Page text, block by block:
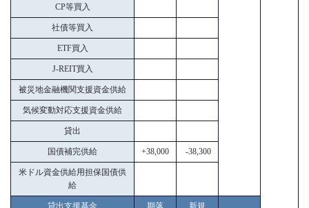
CP等買入
社債等買入
ETF買入
J-REIT買入
被災地金融機関支援資金供給
気候変動対応支援資金供給
貸出
国債補完供給 +38,000 -38,300
米ドル資金供給用担保国債供
給
貸出支援基金 期落 新規